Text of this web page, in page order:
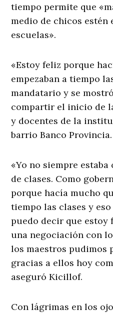
tiempo permite que
medio de chicos estén
escuelas».
«Estoy feliz porque
empezaban a tiempo
mandatario y se
compartir el inicio de
y docentes de la
barrio Banco Provincia.
«Yo no siempre
de clases. Como
porque hacía mucho
tiempo las clases y
puedo decir que estoy
una negociación con
los maestros pudimos
gracias a ellos hoy
aseguró Kicillof.
Con lágrimas en los